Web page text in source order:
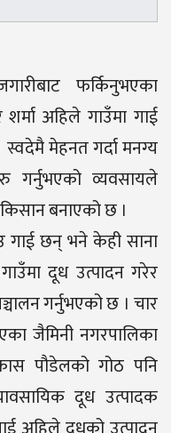
फर्किनुभएका
अहिले गाउँमा गाई
मेहनत गर्दा मनग्य
गर्नुभएको व्यवसायले
बनाएको छ ।
गाई छन् भने केही साना
दूध उत्पादन गरेर
गर्नुभएको छ । चार
जैमिनी नगरपालिका
पौडेलको गोठ पनि
दूध उत्पादक